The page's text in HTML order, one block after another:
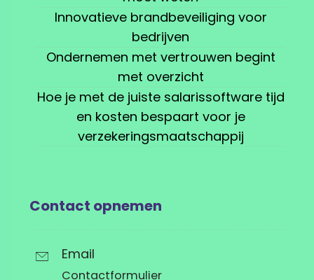
Innovatieve brandbeveiliging voor
bedrijven
Ondernemen met vertrouwen begint
met overzicht
Hoe je met de juiste salarissoftware tijd
en kosten bespaart voor je
verzekeringsmaatschappij
Contact opnemen
Email
Contactformulier